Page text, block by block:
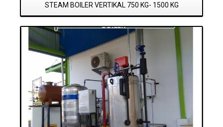
STEAM BOILER VERTIKAL 750 KG- 1500 KG